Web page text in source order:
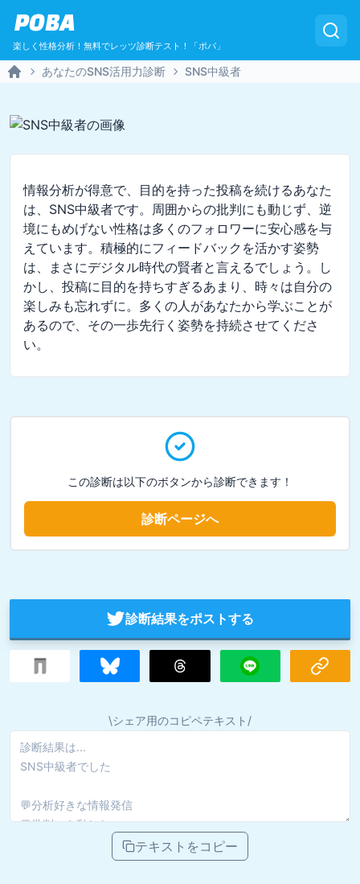
POBA
楽しく性格分析！無料でレッツ診断テスト！「ポバ」
あなたのSNS活用力診断 SNS中級者
情報分析が得意で、目的を持った投稿を続けるあなた
は、SNS中級者です。周囲からの批判にも動じず、逆
境にもめげない性格は多くのフォロワーに安心感を与
えています。積極的にフィードバックを活かす姿勢
は、まさにデジタル時代の賢者と言えるでしょう。し
かし、投稿に目的を持ちすぎるあまり、時々は自分の
楽しみも忘れずに。多くの人があなたから学ぶことが
あるので、その一歩先行く姿勢を持続させてくださ
い。
この診断は以下のボタンから診断できます！
診断ページへ
診断結果をポストする
\シェア用のコピペテキスト/
テキストをコピー